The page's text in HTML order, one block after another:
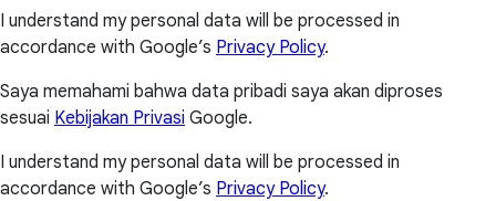
I understand my personal data will be processed in
accordance with Google’s Privacy Policy.
Saya memahami bahwa data pribadi saya akan diproses
sesuai Kebijakan Privasi Google.
I understand my personal data will be processed in
accordance with Google’s Privacy Policy.